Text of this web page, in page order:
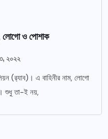
লোগো ও পোশাক
২০২২
(র‌্যাব)। এ বাহিনীর নাম, লোগো
শুধু তা-ই নয়,